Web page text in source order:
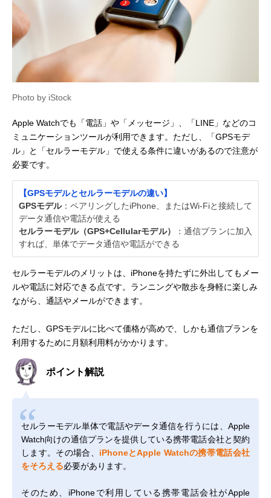
Photo by iStock
Apple Watchでも「電話」や「メッセージ」、「LINE」などのコ
ミュニケーションツールが利用できます。ただし、「GPSモデ
ル」と「セルラーモデル」で使える条件に違いがあるので注意が
必要です。
【GPSモデルとセルラーモデルの違い】
GPSモデル：ペアリングしたiPhone、またはWi-Fiと接続して
データ通信や電話が使える
セルラーモデル（GPS+Cellularモデル）
：通信プランに加入
すれば、単体でデータ通信や電話ができる
セルラーモデルのメリットは、iPhoneを持たずに外出してもメー
ルや電話に対応できる点です。ランニングや散歩を身軽に楽しみ
ながら、通話やメールができます。
ただし、GPSモデルに比べて価格が高めで、しかも通信プランを
利用するために月額利用料がかかります。
ポイント解説
セルラーモデル単体で電話やデータ通信を行うには、Apple
Watch向けの通信プランを提供している携帯電話会社と契約
します。その場合、 iPhoneとApple Watchの携帯電話会社
をそろえる必要があります。
そのため、iPhoneで利用している携帯電話会社がApple